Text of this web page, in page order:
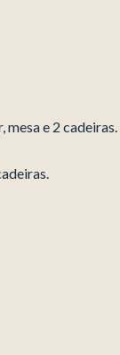
e 2 cadeiras.